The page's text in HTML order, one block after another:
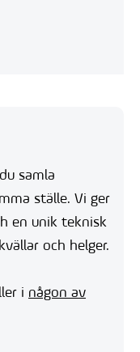
samla
ställe. Vi ger
en unik teknisk
och helger.
i någon av